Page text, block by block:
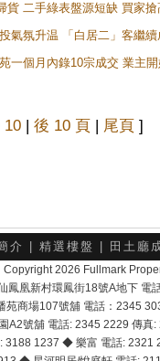
貨 二手綠表盤源短缺 買家
氣氛升温 「白居二」客繼
一個月內錄10宗成交 業主
10 | 後 10 頁 | 尾頁 ]
介 精選樓盤 田土廳
Copyright 2026 Fullmark
鳳凰新村環鳳街18號A地下
苑商場107號舖 電話：2345
A2號舖 電話: 2345 2229 傳
3188 1237 ◆ 樂富 電話: